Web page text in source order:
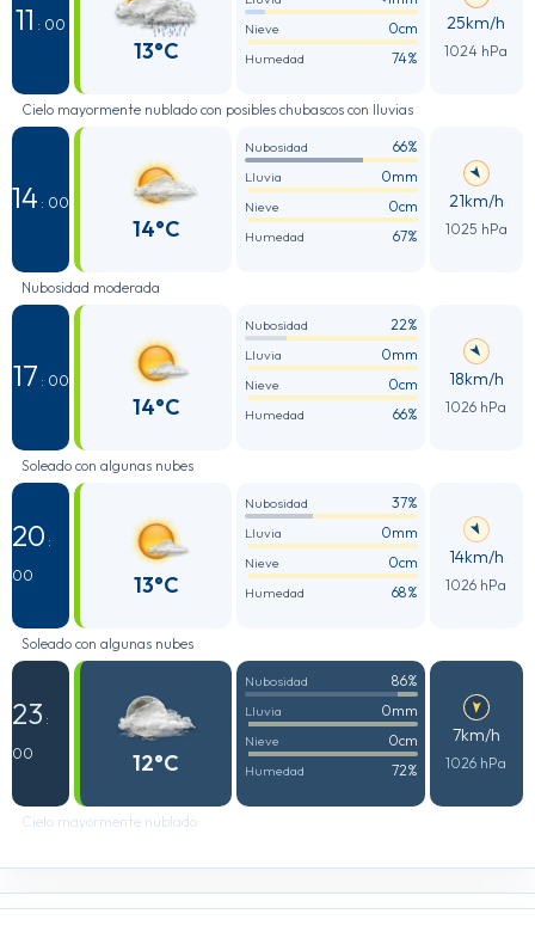
11 : 00
13°C
Nieve 0cm
Humedad 74%
25km/h
1024 hPa
Cielo mayormente nublado con posibles chubascos con lluvias
14 : 00
14°C
Nubosidad 66%
Lluvia 0mm
Nieve 0cm
Humedad 67%
21km/h
1025 hPa
Nubosidad moderada
17 : 00
14°C
Nubosidad 22%
Lluvia 0mm
Nieve 0cm
Humedad 66%
18km/h
1026 hPa
Soleado con algunas nubes
20 :
00
13°C
Nubosidad 37%
Lluvia 0mm
Nieve 0cm
Humedad 68%
14km/h
1026 hPa
Soleado con algunas nubes
23 :
00
12°C
Nubosidad 86%
Lluvia 0mm
Nieve 0cm
Humedad 72%
7km/h
1026 hPa
Cielo mayormente nublado